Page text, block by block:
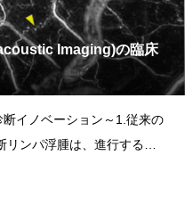
Imaging)の臨床
イノベーション～1.従来の
ンパ浮腫は、進行するとQ